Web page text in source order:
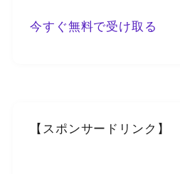
今すぐ無料で受け取る
【スポンサードリンク】